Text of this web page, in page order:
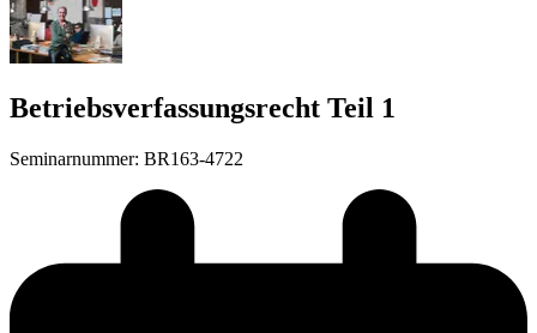
Betriebsverfassungsrecht Teil 1
Seminarnummer: BR163-4722